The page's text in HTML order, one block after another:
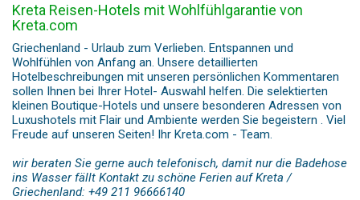
Kreta Reisen-Hotels mit Wohlfühlgarantie von
Kreta.com
Griechenland - Urlaub zum Verlieben. Entspannen und
Wohlfühlen von Anfang an. Unsere detaillierten
Hotelbeschreibungen mit unseren persönlichen Kommentaren
sollen Ihnen bei Ihrer Hotel- Auswahl helfen. Die selektierten
kleinen Boutique-Hotels und unsere besonderen Adressen von
Luxushotels mit Flair und Ambiente werden Sie begeistern . Viel
Freude auf unseren Seiten! Ihr Kreta.com - Team.
wir beraten Sie gerne auch telefonisch, damit nur die Badehose
ins Wasser fällt Kontakt zu schöne Ferien auf Kreta /
Griechenland: +49 211 96666140